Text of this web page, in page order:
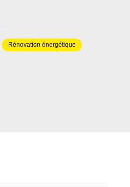
Rénovation énergétique